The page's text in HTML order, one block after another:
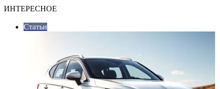
ИНТЕРЕСНОЕ
Статьи